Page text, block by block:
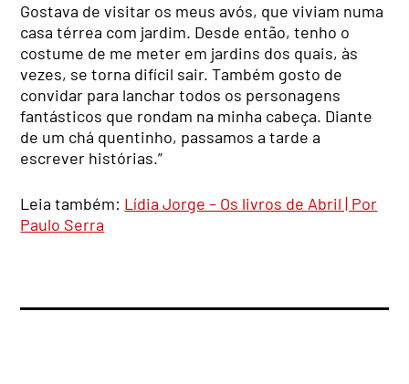
Gostava de visitar os meus avós, que viviam numa
casa térrea com jardim. Desde então, tenho o
costume de me meter em jardins dos quais, às
vezes, se torna difícil sair. Também gosto de
convidar para lanchar todos os personagens
fantásticos que rondam na minha cabeça. Diante
de um chá quentinho, passamos a tarde a
escrever histórias.”
Leia também: Lídia Jorge – Os livros de Abril | Por
Paulo Serra